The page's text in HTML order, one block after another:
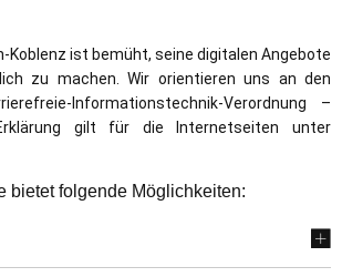
Koblenz ist bemüht, seine digitalen Angebote
zu machen. Wir orientieren uns an den
Informationstechnik-Verordnung –
gilt für die Internetseiten unter
bietet folgende Möglichkeiten: